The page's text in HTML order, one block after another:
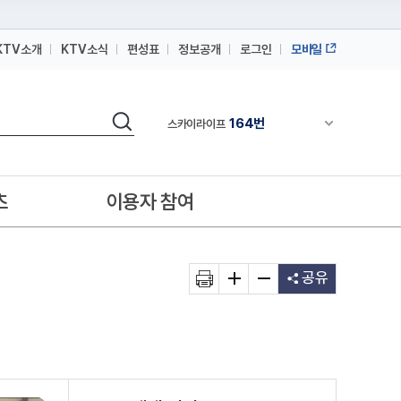
소개 KTV소식 편성표 정보공개 로그인 모바일
검색 채널안내 펼쳐
스카이라이프 164번
스카이라이프 164번
스카이라이프
이용자 참여
공유